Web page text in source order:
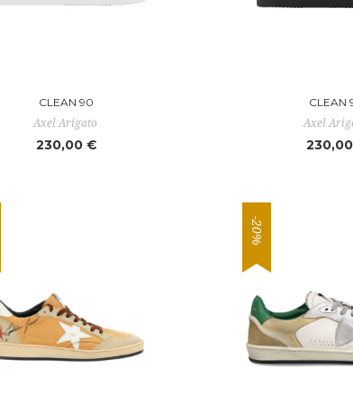
CLEAN 90
Axel Arigato
230,00 €
CLEAN
Axel
-20%